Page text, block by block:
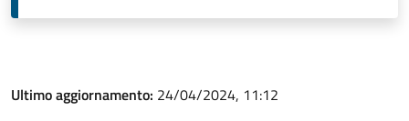
Ultimo aggiornamento: 24/04/2024, 11:12